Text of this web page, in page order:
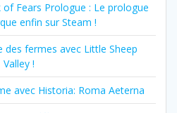
Fears Prologue : Le prologue
enfin sur Steam !
des fermes avec Little Sheep
Valley !
avec Historia: Roma Aeterna